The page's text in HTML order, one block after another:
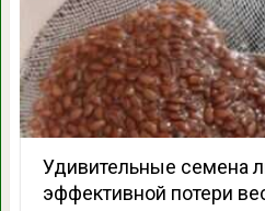
Удивительные семена
эффективной потери